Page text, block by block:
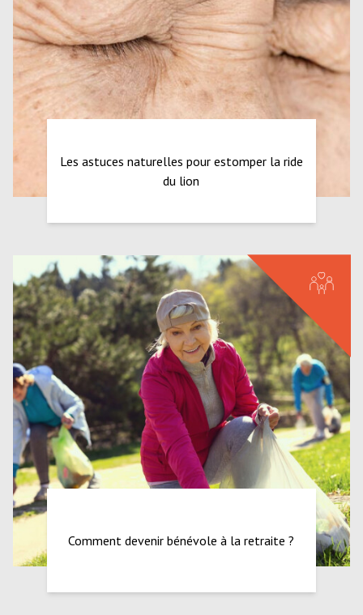
Les astuces naturelles pour estomper la ride
du lion
Comment devenir bénévole à la retraite ?